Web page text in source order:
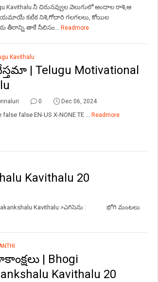
Kavithalu.నీ చిరునవ్వుల వెలుగులో అందాల రాశి,ఆ
కటిక నిశి,గోదారి గలగలలు, కోయిల
తీరాన్ని తాకే నీలిసం... Readmore
Kavithalu
| Telugu Motivational
0 Dec 06, 2024
false EN-US X-NONE TE ... Readmore
Kavithalu 20
Kavithalu >ఎగిసెను : భోగి మంటలు
| Bhogi
Kavithalu 20